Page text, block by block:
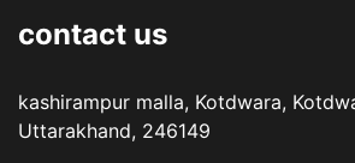
contact us
kashirampur malla, Kotdwara,
Uttarakhand, 246149